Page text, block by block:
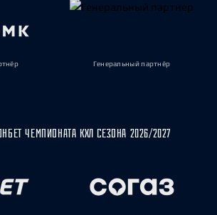
Генеральный партнёр
ЧЕМПИОНАТА КХЛ СЕЗОНА 2026/2027